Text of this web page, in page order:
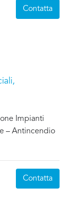
Impianti
– Antincendio
Contatta
Contatta